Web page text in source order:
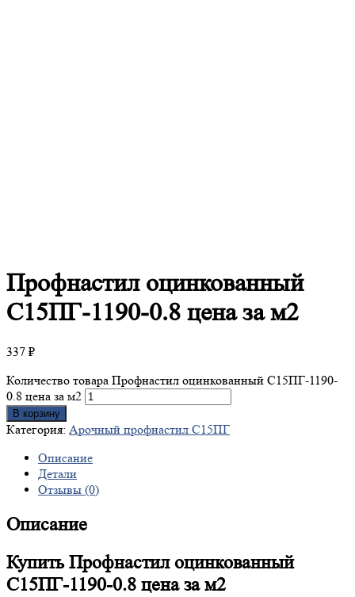
Профнастилоцинкованный
С15ПГ-1190-0.8 цена за м2
337 ₽
Количество товара Профнастил оцинкованный С15ПГ-1190-
0.8 цена за м2
В корзину
Категория: Арочный профнастил С15ПГ
Описание
Детали
Отзывы (0)
Описание
Купить Профнастил оцинкованный
С15ПГ-1190-0.8 цена за м2